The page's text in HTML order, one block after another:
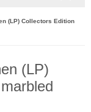
(LP) Collectors Edition
(LP)